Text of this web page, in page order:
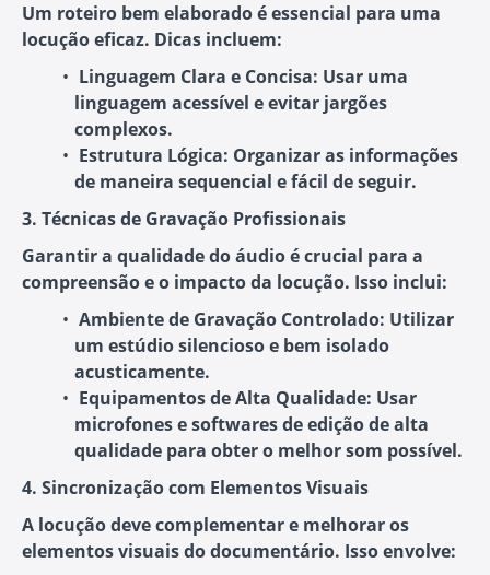
Um roteiro bem elaborado é essencial para uma
locução eficaz. Dicas incluem:
Linguagem Clara e Concisa: Usar uma
linguagem acessível e evitar jargões
complexos.
Estrutura Lógica: Organizar as informações
de maneira sequencial e fácil de seguir.
3. Técnicas de Gravação Profissionais
Garantir a qualidade do áudio é crucial para a
compreensão e o impacto da locução. Isso inclui:
Ambiente de Gravação Controlado: Utilizar
um estúdio silencioso e bem isolado
acusticamente.
Equipamentos de Alta Qualidade: Usar
microfones e softwares de edição de alta
qualidade para obter o melhor som possível.
4. Sincronização com Elementos Visuais
A locução deve complementar e melhorar os
elementos visuais do documentário. Isso envolve: